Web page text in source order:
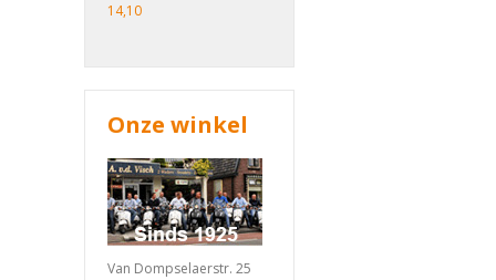
14,10
Onze winkel
Van Dompselaerstr. 25